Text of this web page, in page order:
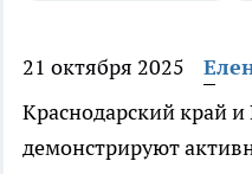
21 октября 2025
Краснодарский край и
демонстрируют